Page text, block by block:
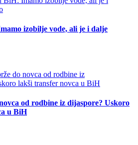
izobilje vode, ali je i dalje
od rodbine iz dijaspore? Uskoro
u BiH